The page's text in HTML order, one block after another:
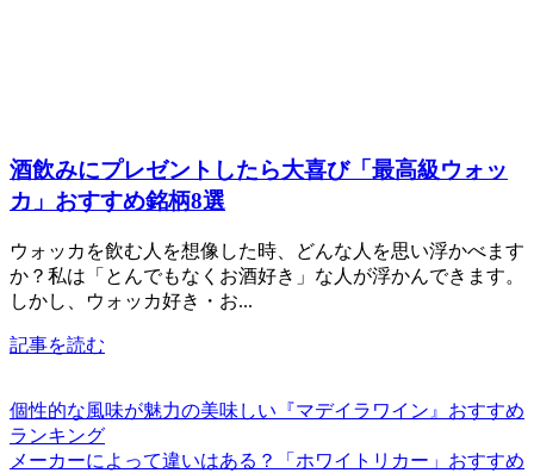
酒飲みにプレゼントしたら大喜び「最高級ウォッ
カ」おすすめ銘柄8選
ウォッカを飲む人を想像した時、どんな人を思い浮かべます
か？私は「とんでもなくお酒好き」な人が浮かんできます。
しかし、ウォッカ好き・お...
記事を読む
個性的な風味が魅力の美味しい『マデイラワイン』おすすめ
ランキング
メーカーによって違いはある？「ホワイトリカー」おすすめ